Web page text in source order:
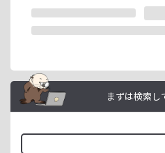
まずは検索し